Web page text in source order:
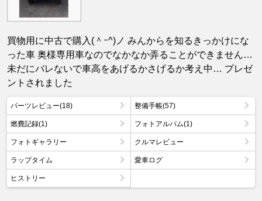
買物用に中古で購入(＾ｰ^)ノ みんからを知るきっかけにな
った車 奥様専用車なのでなかなか弄ることができません…
未だにバレないで車高をあげるかさげるか考え中… プレゼ
ントされました
パーツレビュー(18) 整備手帳(57)
燃費記録(1) フォトアルバム(1)
フォトギャラリー クルマレビュー
ラップタイム 愛車ログ
ヒストリー